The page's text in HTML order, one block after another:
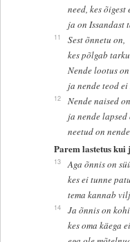
need, kes
ja on Issandast
11
Sest õnnetu on,
kes põlgab
Nende lootus
ja nende teod
12
Nende naised
ja nende
neetud on
Parem lastetus
13
Aga õnnis on
kes ei tunne
tema kannab
14
Ja õnnis on
kes oma käega